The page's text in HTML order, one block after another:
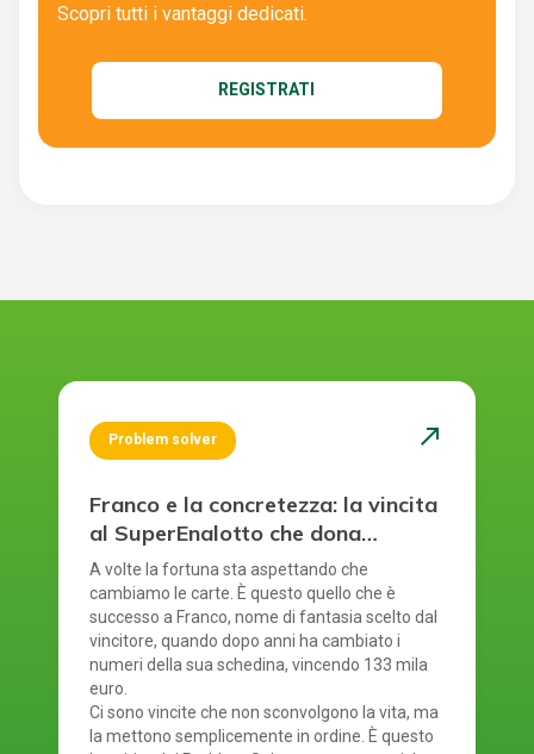
Scopri tutti i vantaggi dedicati.
REGISTRATI
Problem solver north_east
Franco e la concretezza: la vincita
al SuperEnalotto che dona
sicurezza
A volte la fortuna sta aspettando che
cambiamo le carte. È questo quello che è
successo a Franco, nome di fantasia scelto dal
vincitore, quando dopo anni ha cambiato i
numeri della sua schedina, vincendo 133 mila
euro.
Ci sono vincite che non sconvolgono la vita, ma
la mettono semplicemente in ordine. È questo